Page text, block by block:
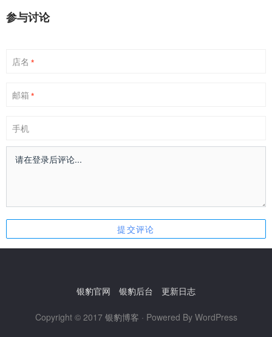
参与讨论
店名 *
邮箱 *
手机
银豹官网 银豹后台 更新日志
Copyright © 2017 银豹博客 · Powered By WordPress